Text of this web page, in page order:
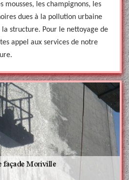
mousses, les champignons, les
dues à la pollution urbaine
structure. Pour le nettoyage de
appel aux services de notre